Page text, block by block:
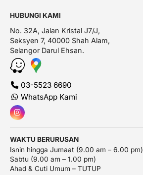
HUBUNGI KAMI
No. 32A, Jalan Kristal J7/J,
Seksyen 7, 40000 Shah Alam,
Selangor Darul Ehsan.
03-5523 6690
WhatsApp Kami
WAKTU BERURUSAN
Isnin hingga Jumaat (9.00 am – 6.00 pm)
Sabtu (9.00 am – 1.00 pm)
Ahad & Cuti Umum – TUTUP